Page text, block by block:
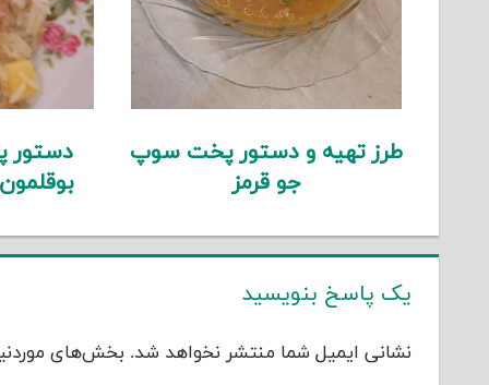
طرز تهیه و دستور پخت سوپ
جو قرمز
دستور
یک پاسخ بنویسید
نشانی ایمیل شما منتشر نخواهد شد. بخش‌های